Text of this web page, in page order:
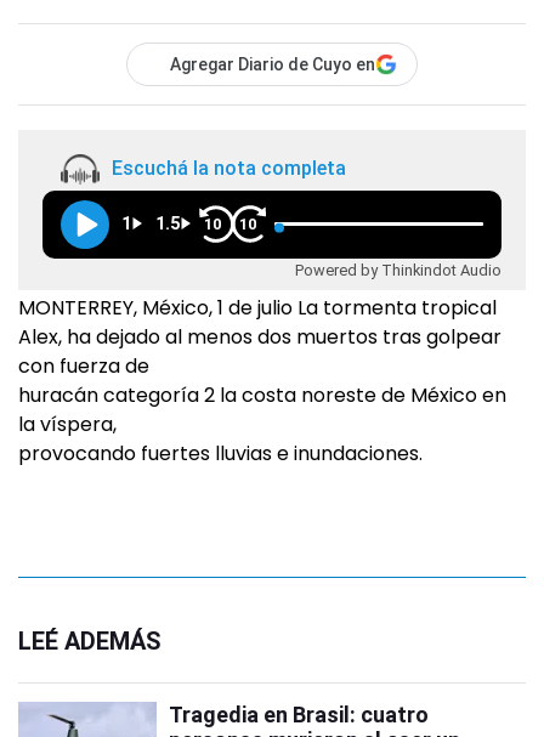
Agregar Diario de Cuyo en
Escuchá la nota completa
1 1.5 10 10
Powered by Thinkindot Audio
MONTERREY, México, 1 de julio La tormenta tropical
Alex, ha dejado al menos dos muertos tras golpear
con fuerza de
huracán categoría 2 la costa noreste de México en
la víspera,
provocando fuertes lluvias e inundaciones.
LEÉ ADEMÁS
Tragedia en Brasil: cuatro